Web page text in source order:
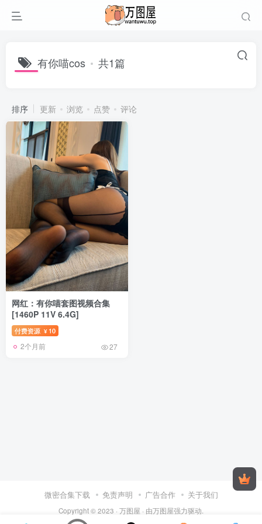
有你喵cos 共1篇
排序 更新 浏览 点赞 评论
网红：有你喵套图视频合集
[1460P 11V 6.4G]
付费资源 ¥ 10
2个月前 27
微密合集下载 免责声明 广告合作 关于我们
Copyright © 2023 · 万图屋 · 由万图屋强力驱动.